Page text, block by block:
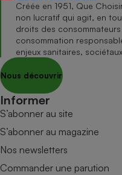
Créée en 1951, Que
non lucratif qui agit, en
droits des
consommation
enjeux sanitaires,
Nous découvrir
Informer
S’abonner au site
S’abonner au magazine
Nos newsletters
Commander une parution